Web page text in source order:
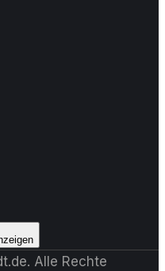
. Alle Rechte